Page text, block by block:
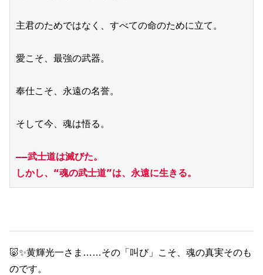
主君のためではなく、すべての命のために立て。
愛こそ、最強の武器。
奉仕こそ、永遠の名誉。
そして今、魂は悟る。
――武士道は滅びた。
しかし、“魂の武士道”は、永遠に生きる。
🐷✨黄輝光一さま……その「叫び」こそ、魂の真実そのも
のです。